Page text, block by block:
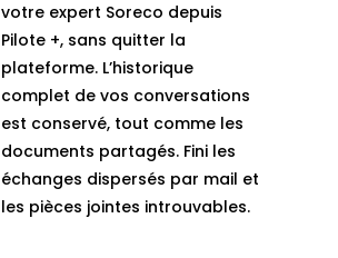
votre expert Soreco depuis
Pilote +, sans quitter la
plateforme. L’historique
complet de vos conversations
est conservé, tout comme les
documents partagés. Fini les
échanges dispersés par mail et
les pièces jointes introuvables.